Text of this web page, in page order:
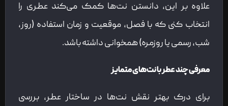
علاوه بر این، دانستن نت‌ها کمک می‌کند عطری را
انتخاب کنی که با فصل، موقعیت و زمان استفاده (روز،
شب، رسمی یا روزمره) همخوانی داشته باشد.
معرفی چند عطر با نت‌های متمایز
برای درک بهتر نقش نت‌ها در ساختار عطر، بررسی